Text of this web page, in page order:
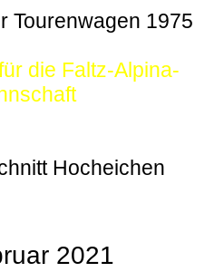
Tourenwagen 1975
die Faltz-Alpina-
Hocheichen
2021